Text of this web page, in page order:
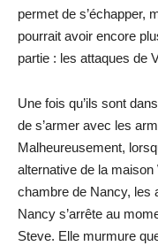
permet de s’échapper,
pourrait avoir encore
partie : les attaques de
Une fois qu’ils sont
de s’armer avec les
Malheureusement,
alternative de la maison
chambre de Nancy, les
Nancy s’arrête au
Steve. Elle murmure